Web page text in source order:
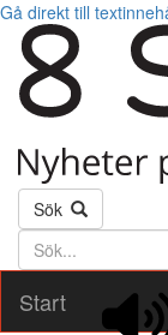
Gå direkt till
Sök
Söktext
Start